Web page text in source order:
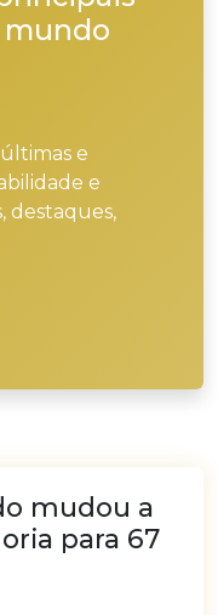
e
e
destaques,
mudou a
para 67